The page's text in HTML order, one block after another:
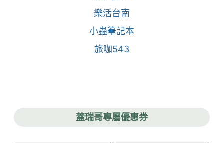
樂活台南
小蟲筆記本
旅咖543
蓋瑞哥專屬優惠券